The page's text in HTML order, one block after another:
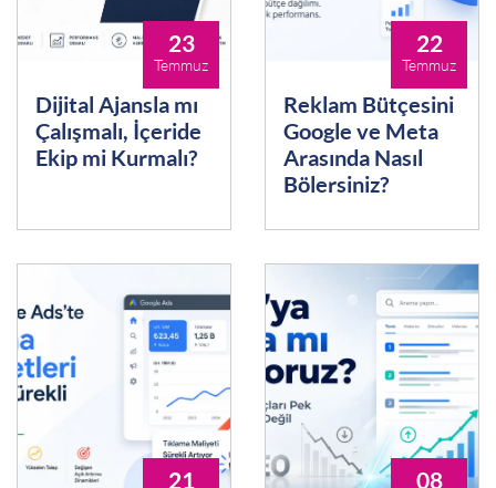
23
Temmuz
Dijital Ajansla mı
Çalışmalı, İçeride
Ekip mi Kurmalı?
22
Temmuz
Reklam Bütçesini
Google ve Meta
Arasında Nasıl
Bölersiniz?
21 08